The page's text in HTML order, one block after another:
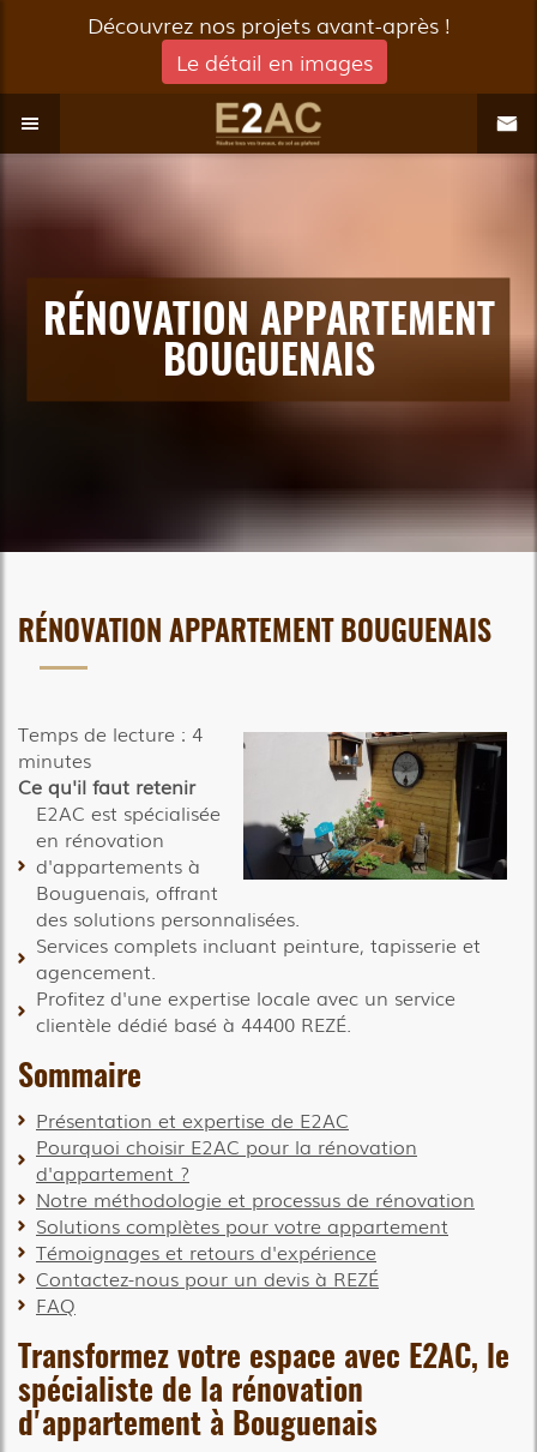
Découvrez nos projets avant-après !
Le détail en images
RÉNOVATION APPARTEMENT
BOUGUENAIS
RÉNOVATION APPARTEMENT BOUGUENAIS
Temps de lecture : 4
minutes
Ce qu'il faut retenir
E2AC est spécialisée
en rénovation
d'appartements à
Bouguenais, offrant
des solutions personnalisées.
Services complets incluant peinture, tapisserie et
agencement.
Profitez d'une expertise locale avec un service
clientèle dédié basé à 44400 REZÉ.
Sommaire
Présentation et expertise de E2AC
Pourquoi choisir E2AC pour la rénovation
d'appartement ?
Notre méthodologie et processus de rénovation
Solutions complètes pour votre appartement
Témoignages et retours d'expérience
Contactez-nous pour un devis à REZÉ
FAQ
Transformez votre espace avec E2AC, le
spécialiste de la rénovation
d'appartement à Bouguenais